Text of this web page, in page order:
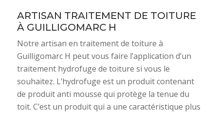
ARTISAN TRAITEMENT DE TOITURE
À GUILLIGOMARC H
Notre artisan en traitement de toiture à
Guilligomarc H peut vous faire l’application d’un
traitement hydrofuge de toiture si vous le
souhaitez. L’hydrofuge est un produit contenant
de produit anti mousse qui protège la tenue du
toit. C’est un produit qui a une caractéristique plus